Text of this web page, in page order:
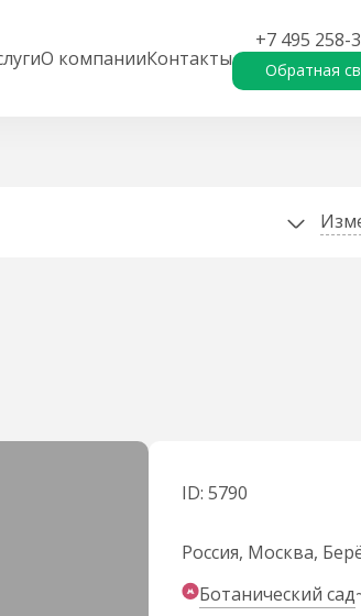
О компанииКонтакты
+7 495 258-
Обратная
ID: 5790
Россия, Москва,
Ботанический сад